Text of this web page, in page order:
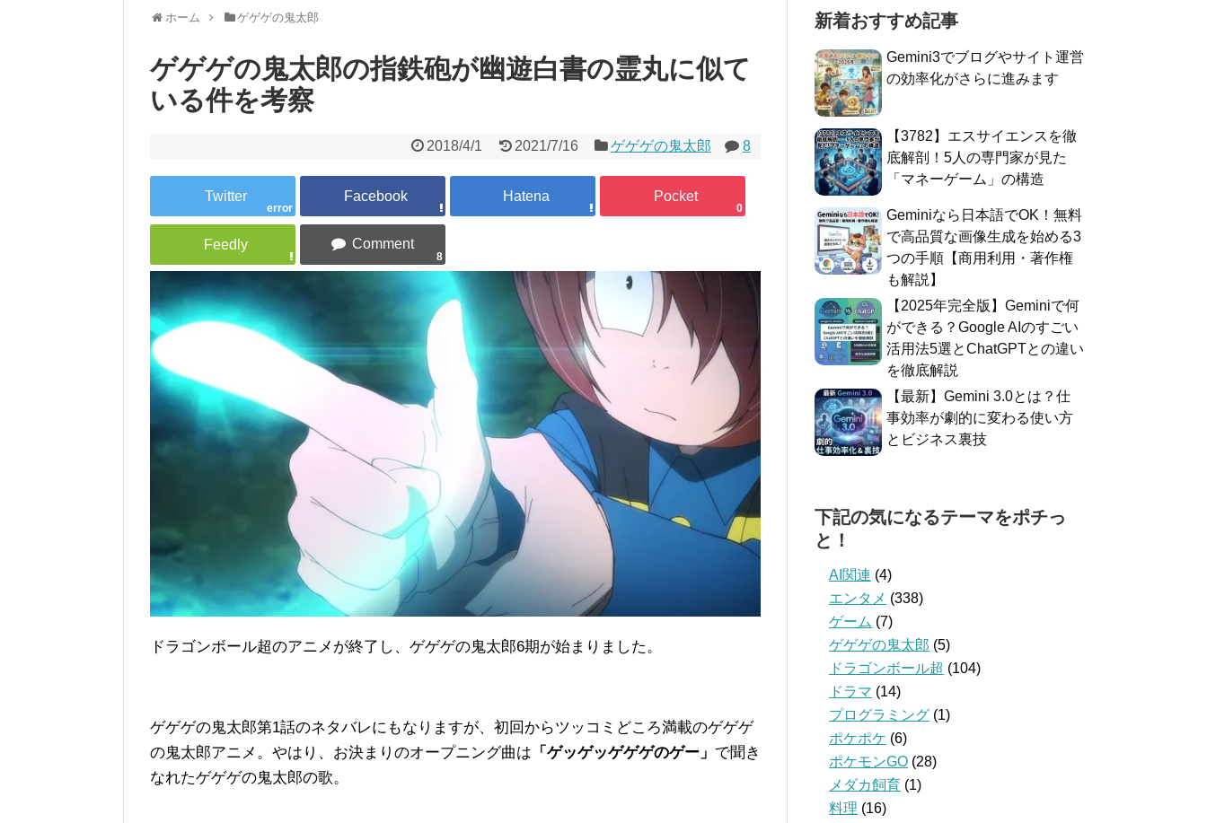
ホーム ゲゲゲの鬼太郎
ゲゲゲの鬼太郎の指鉄砲が幽遊白書の霊丸に似て
いる件を考察
2018/4/1 2021/7/16 ゲゲゲの鬼太郎 8
error 0
8
ドラゴンボール超のアニメが終了し、ゲゲゲの鬼太郎6期が始まりました。
ゲゲゲの鬼太郎第1話のネタバレにもなりますが、初回からツッコミどころ満載のゲゲゲ
の鬼太郎アニメ。やはり、お決まりのオープニング曲は 「ゲッゲッゲゲゲのゲー」 で聞き
なれたゲゲゲの鬼太郎の歌。
新着おすすめ記事
Gemini3でブログやサイト運営
の効率化がさらに進みます
​【3782】エスサイエンスを徹
底解剖！5人の専門家が見た
「マネーゲーム」の構造
Geminiなら日本語でOK！無料
で高品質な画像生成を始める3
つの手順【商用利用・著作権
も解説】
​【2025年完全版】Geminiで何
ができる？Google AIのすごい
活用法5選とChatGPTとの違い
を徹底解説
​【最新】Gemini 3.0とは？仕
事効率が劇的に変わる使い方
とビジネス裏技
下記の気になるテーマをポチっ
と！
AI関連 (4)
エンタメ (338)
ゲーム (7)
ゲゲゲの鬼太郎 (5)
ドラゴンボール超 (104)
ドラマ (14)
プログラミング (1)
ポケポケ (6)
ポケモンGO (28)
メダカ飼育 (1)
料理 (16)